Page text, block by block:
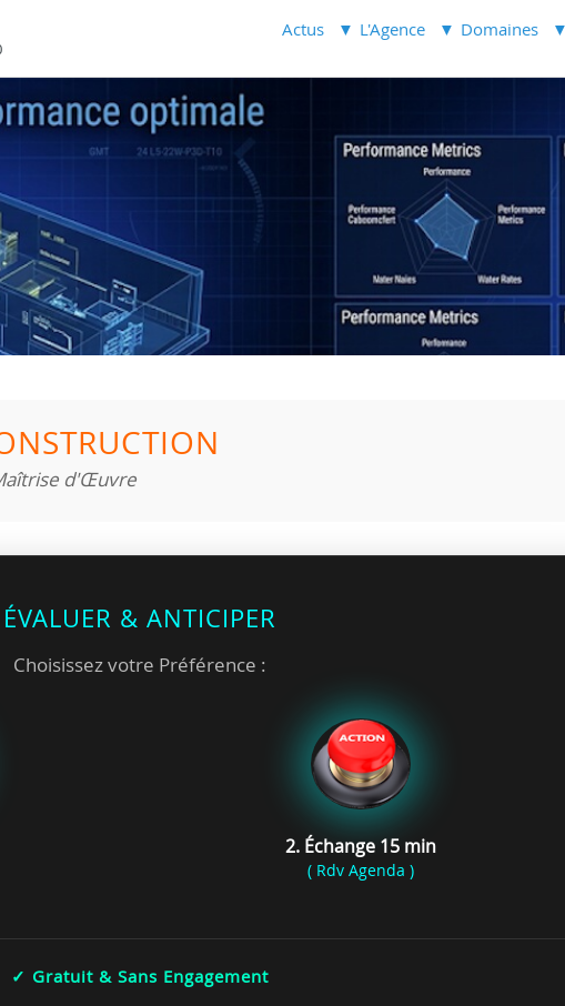
Actus L'Agence Domaines
d'Œuvre
ÉVALUER & ANTICIPER
Choisissez votre Préférence :
2. Échange 15 min
( Rdv Agenda )
✓ Gratuit & Sans Engagement